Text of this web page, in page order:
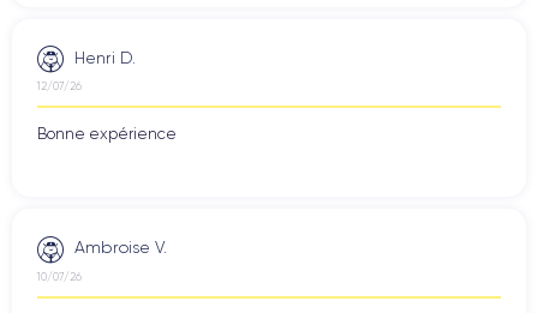
Henri D.
12/07/26
Bonne expérience
Ambroise V.
10/07/26